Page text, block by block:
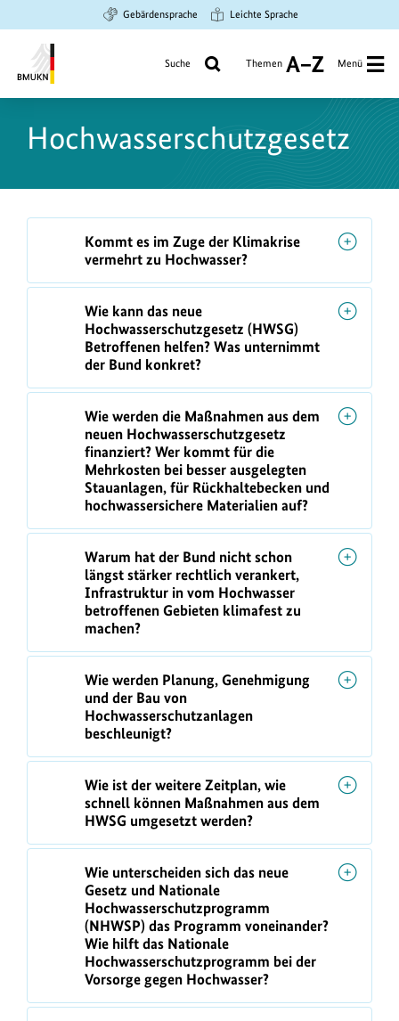
Hauptinhalt
springen
Suche
springen
Hauptnavigation
springen
Gebärdensprache Leichte Sprache
Umwelt,
nukleare
Suche Themen
A
Z
Menü
Hochwasserschutzgesetz
Q
Kommt es im Zuge der Klimakrise
vermehrt zu Hochwasser?
Wie kann das neue
Hochwasserschutzgesetz (HWSG)
Betroffenen helfen? Was unternimmt
der Bund konkret?
Wie werden die Maßnahmen aus dem
neuen Hochwasserschutzgesetz
finanziert? Wer kommt für die
Mehrkosten bei besser ausgelegten
Stauanlagen, für Rückhaltebecken und
hochwassersichere Materialien auf?
Warum hat der Bund nicht schon
längst stärker rechtlich verankert,
Infrastruktur in vom Hochwasser
betroffenen Gebieten klimafest zu
machen?
Wie werden Planung, Genehmigung
und der Bau von
Hochwasserschutzanlagen
beschleunigt?
Wie ist der weitere Zeitplan, wie
schnell können Maßnahmen aus dem
HWSG umgesetzt werden?
Wie unterscheiden sich das neue
Gesetz und Nationale
Hochwasserschutzprogramm
(NHWSP) das Programm voneinander?
Wie hilft das Nationale
Hochwasserschutzprogramm bei der
Vorsorge gegen Hochwasser?